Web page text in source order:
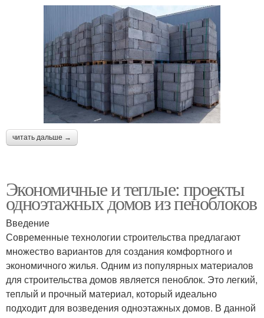
читать дальше →
Экономичные и теплые: проекты
одноэтажных домов из пеноблоков
Введение
Современные технологии строительства предлагают
множество вариантов для создания комфортного и
экономичного жилья. Одним из популярных материалов
для строительства домов является пеноблок. Это легкий,
теплый и прочный материал, который идеально
подходит для возведения одноэтажных домов. В данной